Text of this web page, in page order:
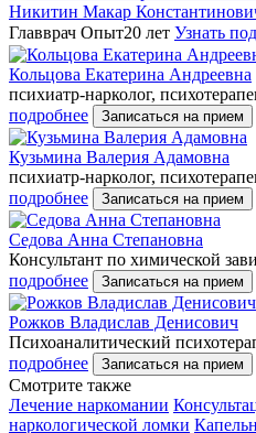
Никитин Макар
Главврач Опыт20 лет Узнать
Кольцова Екатерина Андреевна
психиатр-нарколог,
подробнее
Записаться на прием
Кузьмина Валерия Адамовна
психиатр-нарколог,
подробнее
Записаться на прием
Седова Анна Степановна
Консультант по химической
подробнее
Записаться на прием
Рожков Владислав Денисович
Психоаналитический
подробнее
Записаться на прием
Cмотрите также
Лечение наркомании
наркологической ломки